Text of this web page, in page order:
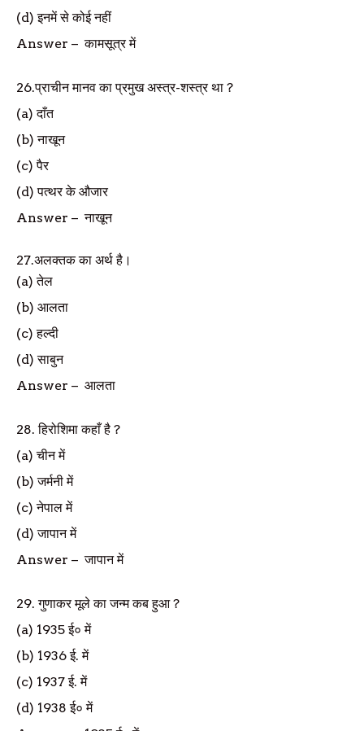
(d)इनमें से कोई नहीं
Answer –कामसूत्र में
26.प्राचीन मानव का प्रमुख अस्त्र-शस्त्र था ?
(a)दाँत
(b)नाखून
(c)पैर
(d)पत्थर के औजार
Answer –नाखून
27.अलक्तक का अर्थ है।
(a)तेल
(b) आलता
(c)हल्दी
(d)साबुन
Answer – आलता
28.हिरोशिमा कहाँ है ?
(a)चीन में
(b)जर्मनी में
(c)नेपाल में
(d)जापान में
Answer –जापान में
29.गुणाकर मूले का जन्म कब हुआ?
(a) 1935ई० में
(b) 1936ई. में
(c) 1937ई. में
(d) 1938ई० में